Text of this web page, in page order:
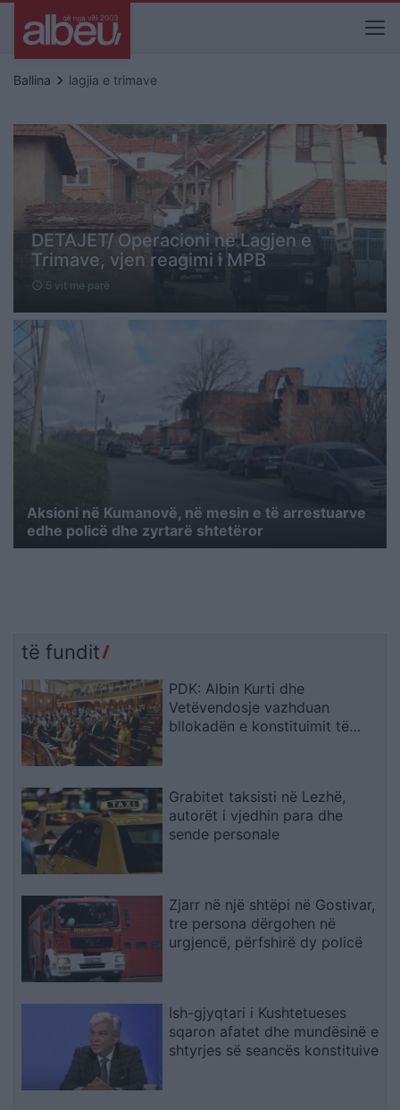
Ballina keyboard_arrow_right lagjia e trimave
DETAJET/ Operacioni në Lagjen e
Trimave, vjen reagimi i MPB
schedule 5 vit me parë
Aksioni në Kumanovë, në mesin e të arrestuarve
edhe policë dhe zyrtarë shtetëror
të fundit
PDK: Albin Kurti dhe
Vetëvendosje vazhduan
bllokadën e konstituimit të
Grabitet taksisti në Lezhë,
autorët i vjedhin para dhe
sende personale
Zjarr në një shtëpi në Gostivar,
tre persona dërgohen në
urgjencë, përfshirë dy policë
Ish-gjyqtari i Kushtetueses
sqaron afatet dhe mundësinë e
shtyrjes së seancës konstituive